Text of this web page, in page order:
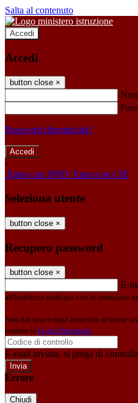
Salta al contenuto
Accedi
Accedi
button close ×
Password dimenticata?
-
Entra con SPID Entra con CIE
Seleziona utente
button close ×
Recupero password
button close ×
E-
all'indirizzo indicato con le istruzioni
Non hai una e-mail associata al nome
tramite la Login Spaggiari
E-mail inviata, si prega di
Errore
Chiudi